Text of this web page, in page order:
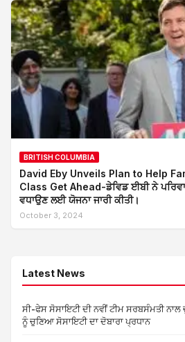
BRITISH COLUMBIA
David Eby Unveils Plan to Help
Class Get Ahead-ਡੇਵਿਡ ਈਬੀ ਨੇ
ਵਧਾਉਣ ਲਈ ਯੋਜਨਾ ਜਾਰੀ ਕੀਤੀ।
October 3, 2024
Latest News
ਸੀ-ਫੇਸ ਸੋਸਾਇਟੀ ਦੀ ਨਵੀਂ ਟੀਮ ਸਰਬਸੰਮਤੀ
ਨੂੰ ਚੁਣਿਆ ਸੋਸਾਇਟੀ ਦਾ ਦੋਬਾਰਾ ਪ੍ਰਧਾਨ